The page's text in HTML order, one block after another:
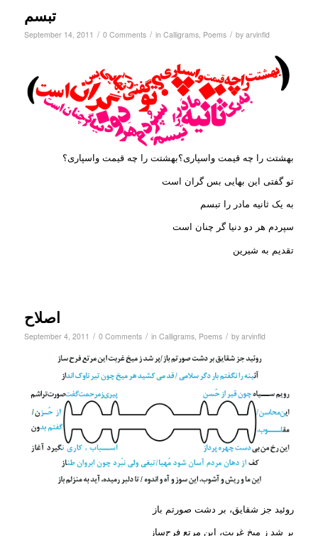
تبسم
September 14, 2011 / 0 Comments / in Calligrams, Poems / by arvinfld
بهشتت را چه قیمت واسپاری؟بهشتت را چه قیمت واسپاری؟
تو گفتی این بهایی بس گران است
به یک ثانیه مادر را تبسم
سپردم هر دو دنیا گر چنان است
تقدیم به شیرین
اصلاح
September 4, 2011 / 0 Comments / in Calligrams, Poems / by arvinfld
روئید جز شقایق، بر دشت صورتم باز
پر شد ز میخ غربت، این مرتع فرح‌ساز